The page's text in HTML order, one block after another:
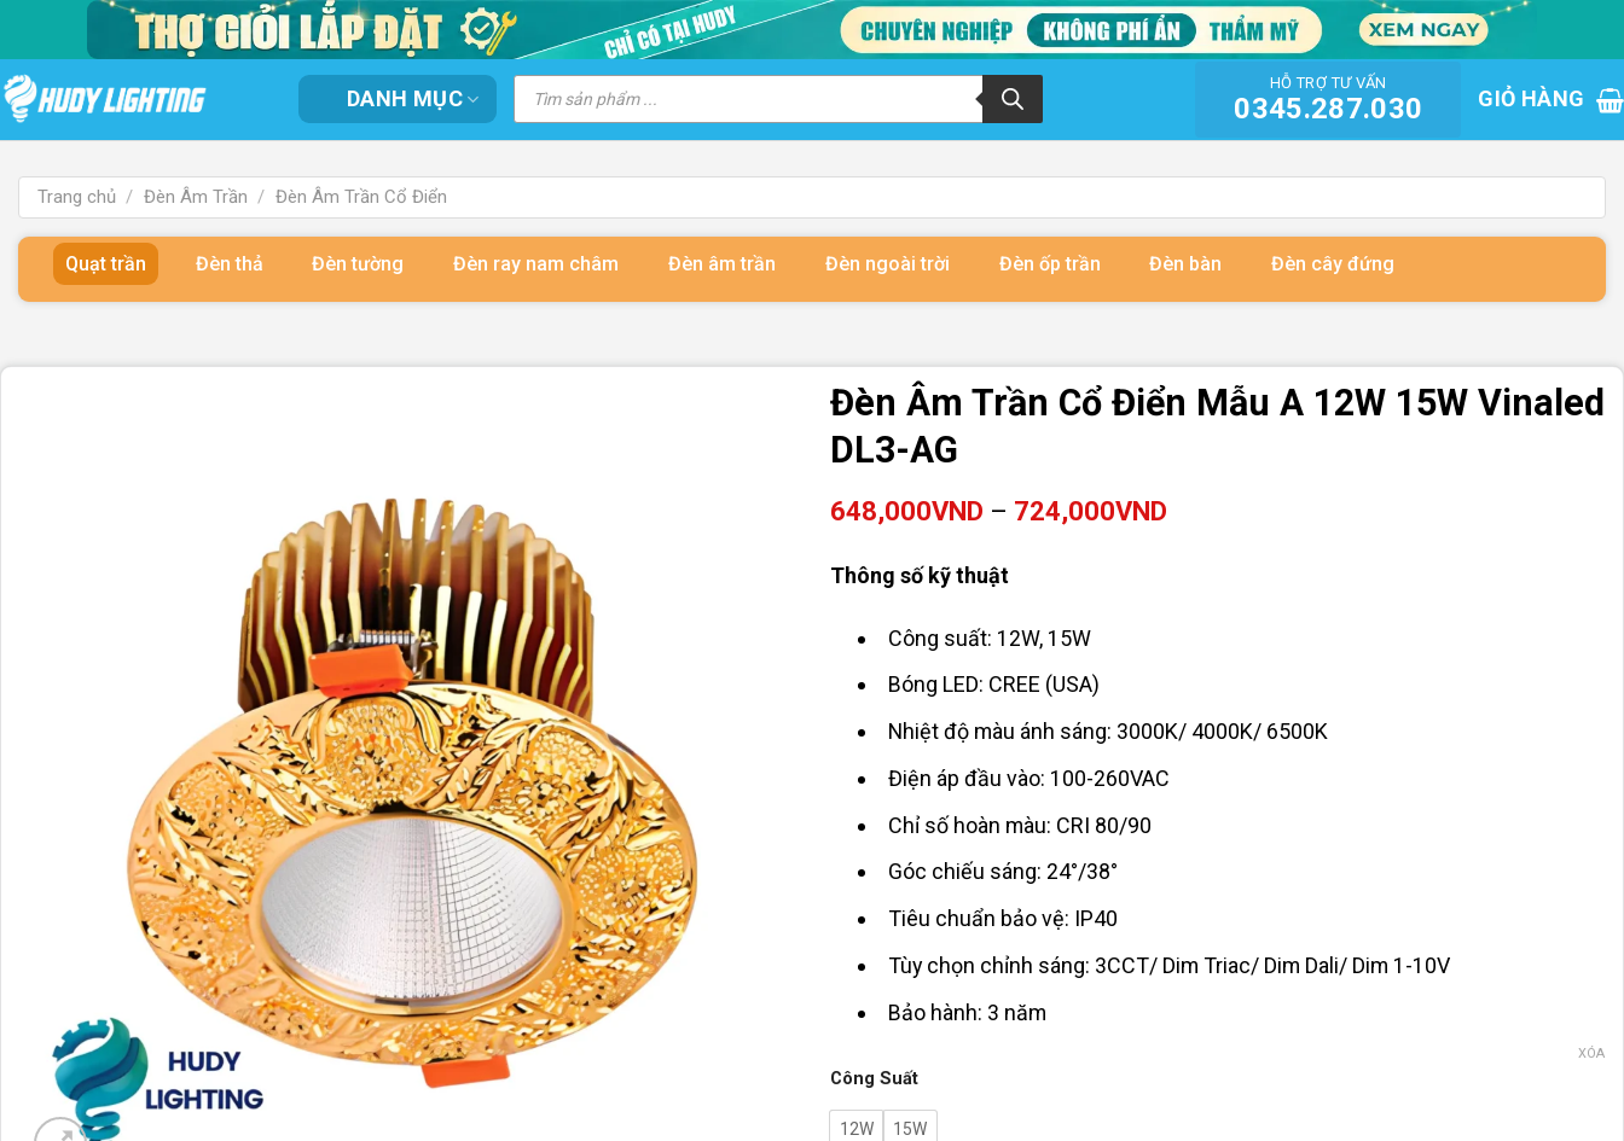
nội
dung
DANH MỤC
Tìm
kiếm
sản
phẩm
HỖ TRỢ TƯ VẤN
0345.287.030 GIỎ HÀNG
Trang chủ / Đèn Âm Trần / Đèn Âm Trần Cổ Điển
Quạt trần Đèn thả Đèn tường Đèn ray nam châm Đèn âm trần Đèn ngoài trời Đèn ốp trần Đèn bàn Đèn cây đứng
Đèn Âm Trần Cổ Điển Mẫu A 12W 15W Vinaled
DL3-AG
648,000VND – 724,000VND
Thông số kỹ thuật
Công suất: 12W, 15W
Bóng LED: CREE (USA)
Nhiệt độ màu ánh sáng: 3000K/ 4000K/ 6500K
Điện áp đầu vào: 100-260VAC
Chỉ số hoàn màu: CRI 80/90
Góc chiếu sáng: 24°/38°
Tiêu chuẩn bảo vệ: IP40
Tùy chọn chỉnh sáng: 3CCT/ Dim Triac/ Dim Dali/ Dim 1-10V
Bảo hành: 3 năm
Công Suất
12W 15W
XÓA